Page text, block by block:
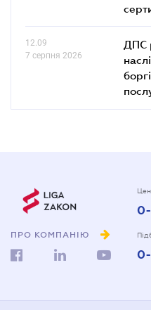
12.09
7 серпня 2026
ДПС
ПРО КОМПАНІЮ